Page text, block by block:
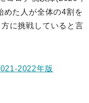
めた人が全体の4割を
に挑戦していると言
2022年版